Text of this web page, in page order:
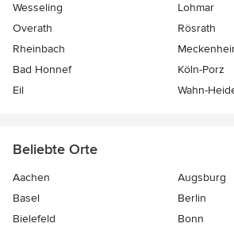
Wesseling
Lohmar
Overath
Rösrath
Rheinbach
Bad Honnef
Köln-Porz
Eil
Wahn-
Beliebte Orte
Aachen
Augsburg
Basel
Berlin
Bielefeld
Bonn